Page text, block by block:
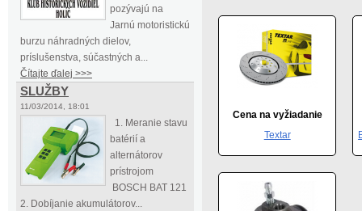
pozývajú na
Jarnú motoristickú
burzu náhradných dielov,
príslušenstva, súčastných a...
Čítajte ďalej >>>
SLUŽBY
11/03/2014, 18:01
1. Meranie stavu
batérií a
alternátorov
prístrojom
BOSCH BAT 121
2. Dobíjanie akumulátorov...
Cena na vyžiadanie
Textar